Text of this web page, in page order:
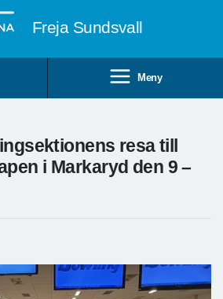
Freja Sundsvall
Meny
resa till
i Markaryd den 9 –